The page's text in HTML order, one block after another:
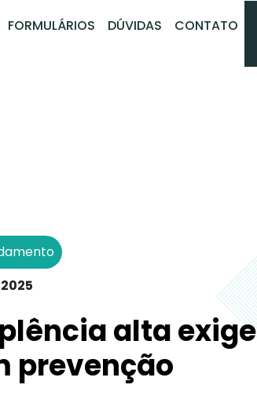
FORMULÁRIOS DÚVIDAS CONTATO
alta exige
prevenção